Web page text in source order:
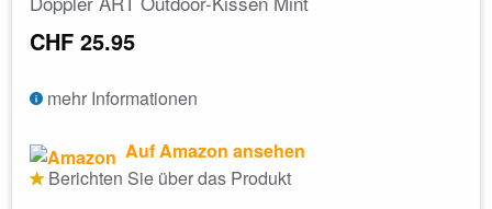
CHF 25.95
mehr Informationen
Auf Amazon ansehen
Berichten Sie über das Produkt